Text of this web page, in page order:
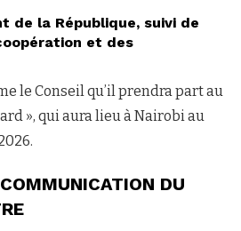
de la République, suivi de
et des
le Conseil qu’il prendra part au
», qui aura lieu à Nairobi au
DU